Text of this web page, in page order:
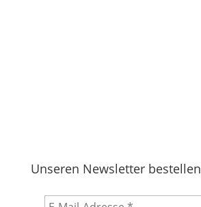
Unseren Newsletter bestellen